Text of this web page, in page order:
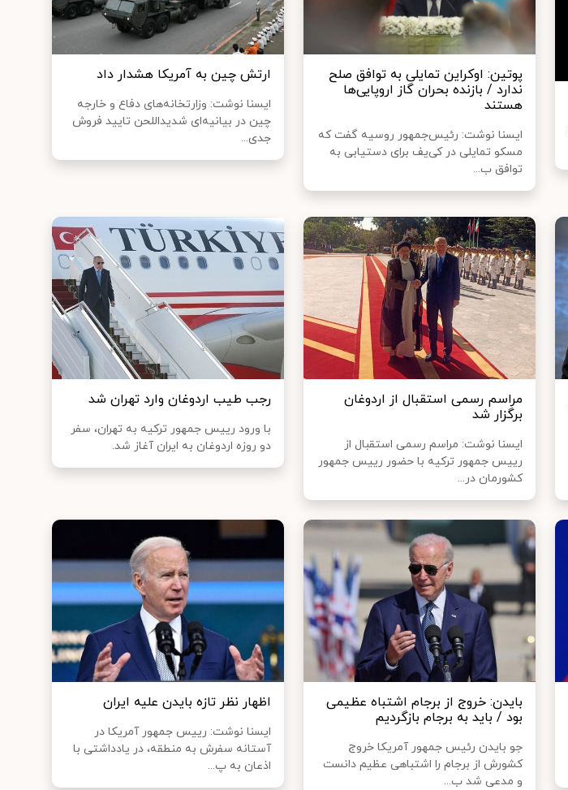
پوتین: اوکراین تمایلی به توافق صلح
ندارد / بازنده بحران گاز اروپایی‌ها
هستند
ایسنا نوشت: رئیس‌جمهور روسیه گفت که
مسکو تمایلی در کی‌یف برای دستیابی به
توافق ب...
ارتش چین به آمریکا هشدار داد
ایسنا نوشت: وزارتخانه‌های دفاع و خارجه
چین در بیانیه‌ای شدیداللحن تایید فروش
جدی...
مراسم رسمی استقبال از اردوغان
برگزار شد
ایسنا نوشت: مراسم رسمی استقبال از
رییس جمهور ترکیه با حضور رییس جمهور
کشورمان در...
رجب طیب اردوغان وارد تهران شد
با ورود رییس جمهور ترکیه به تهران، سفر
دو روزه اردوغان به ایران آغاز شد.
بایدن: خروج از برجام اشتباه عظیمی
بود / باید به برجام بازگردیم
جو بایدن رئیس جمهور آمریکا خروج
کشورش از برجام را اشتباهی عظیم دانست
و مدعی شد ب...
اظهار نظر تازه بایدن علیه ایران
ایسنا نوشت: رییس جمهور آمریکا در
آستانه سفرش به منطقه، در یادداشتی با
اذعان به پ...